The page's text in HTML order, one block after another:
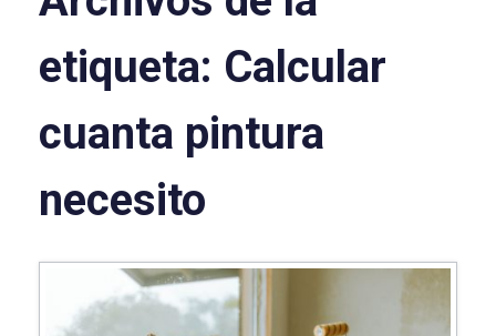
etiqueta: Calcular
cuanta pintura
necesito